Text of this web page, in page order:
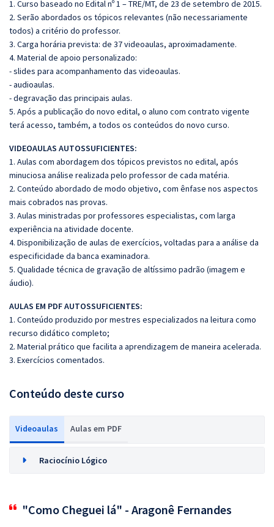
1. Curso baseado no Edital nº 1 – TRE/MT, de 23 de setembro de 2015.
2. Serão abordados os tópicos relevantes (não necessariamente
todos) a critério do professor.
3. Carga horária prevista: de 37 videoaulas, aproximadamente.
4. Material de apoio personalizado:
- slides para acompanhamento das videoaulas.
- audioaulas.
- degravação das principais aulas.
5. Após a publicação do novo edital, o aluno com contrato vigente
terá acesso, também, a todos os conteúdos do novo curso.
VIDEOAULAS AUTOSSUFICIENTES:
1. Aulas com abordagem dos tópicos previstos no edital, após
minuciosa análise realizada pelo professor de cada matéria.
2. Conteúdo abordado de modo objetivo, com ênfase nos aspectos
mais cobrados nas provas.
3. Aulas ministradas por professores especialistas, com larga
experiência na atividade docente.
4. Disponibilização de aulas de exercícios, voltadas para a análise da
especificidade da banca examinadora.
5. Qualidade técnica de gravação de altíssimo padrão (imagem e
áudio).
AULAS EM PDF AUTOSSUFICIENTES:
1. Conteúdo produzido por mestres especializados na leitura como
recurso didático completo;
2. Material prático que facilita a aprendizagem de maneira acelerada.
3. Exercícios comentados.
Conteúdo deste curso
Videoaulas Aulas em PDF
Raciocínio Lógico
"Como Cheguei lá" - Aragonê Fernandes